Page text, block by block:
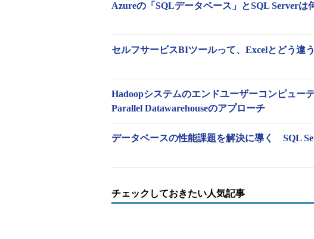
する「ビジネスインテリジェンス（Business
ネス現場で活用する」という、BI本来の狙い
には考えられる要因がいくつかあるが、本質
家による専門家のためのデータ分析”になって
よくありがちなのが、データサイエンティス
というやり方だ。
Azureの「SQLデータベース」とSQL Serverは
セルフサービスBIツールって、Excelとどう違
Hadoopシステムのエンドユーザーコンピュー
Parallel Datawarehouseのアプローチ
データベースの性能課題を解決に導く SQL
チェックしておきたい人気記事